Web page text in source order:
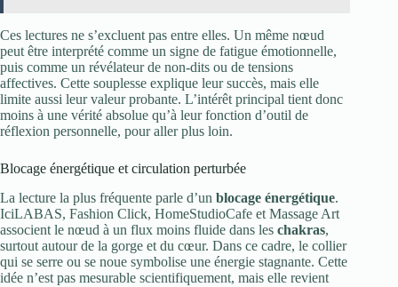
Ces lectures ne s’excluent pas entre elles. Un même nœud
peut être interprété comme un signe de fatigue émotionnelle,
puis comme un révélateur de non-dits ou de tensions
affectives. Cette souplesse explique leur succès, mais elle
limite aussi leur valeur probante. L’intérêt principal tient donc
moins à une vérité absolue qu’à leur fonction d’outil de
réflexion personnelle, pour aller plus loin.
Blocage énergétique et circulation perturbée
La lecture la plus fréquente parle d’un blocage énergétique.
IciLABAS, Fashion Click, HomeStudioCafe et Massage Art
associent le nœud à un flux moins fluide dans les chakras,
surtout autour de la gorge et du cœur. Dans ce cadre, le collier
qui se serre ou se noue symbolise une énergie stagnante. Cette
idée n’est pas mesurable scientifiquement, mais elle revient